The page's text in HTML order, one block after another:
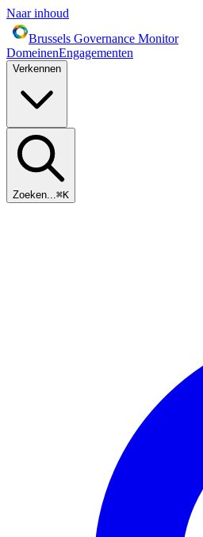
Naar inhoud
Brussels Governance Monitor
DomeinenEngagementen
Verkennen
Zoeken...⌘K